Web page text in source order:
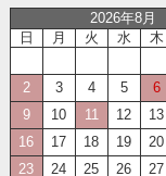
2026年8月
日
月 火 水 木
2
3 4 5 6
9
10 11 12 13
16
17 18 19 20
23
24 25 26 27